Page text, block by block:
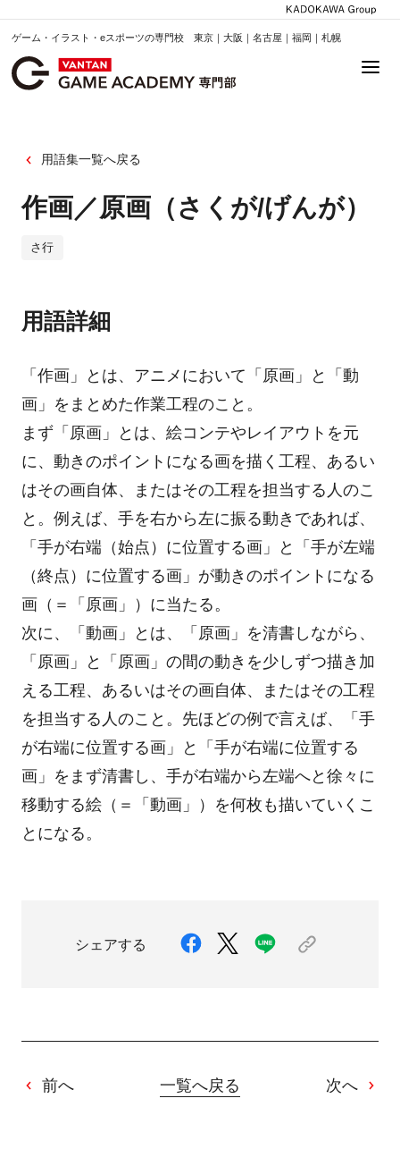
ゲーム・イラスト・eスポーツの専門校 東京｜大阪｜名古屋｜福岡｜札幌
用語集一覧へ戻る
作画／原画（さくが/げんが）
さ行
用語詳細
「作画」とは、アニメにおいて「原画」と「動
画」をまとめた作業工程のこと。
まず「原画」とは、絵コンテやレイアウトを元
に、動きのポイントになる画を描く工程、あるい
はその画自体、またはその工程を担当する人のこ
と。例えば、手を右から左に振る動きであれば、
「手が右端（始点）に位置する画」と「手が左端
（終点）に位置する画」が動きのポイントになる
画（＝「原画」）に当たる。
次に、「動画」とは、「原画」を清書しながら、
「原画」と「原画」の間の動きを少しずつ描き加
える工程、あるいはその画自体、またはその工程
を担当する人のこと。先ほどの例で言えば、「手
が右端に位置する画」と「手が右端に位置する
画」をまず清書し、手が右端から左端へと徐々に
移動する絵（＝「動画」）を何枚も描いていくこ
とになる。
シェアする
前へ 一覧へ戻る 次へ